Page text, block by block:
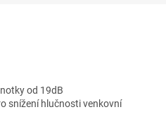
od 19dB
snížení hlučnosti venkovní